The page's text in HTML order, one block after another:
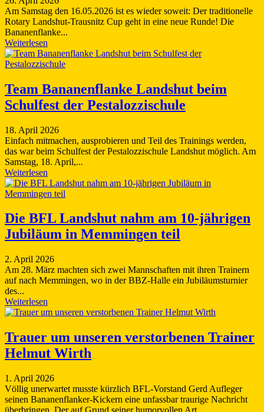
Am Samstag den 16.05.2026 ist es wieder soweit: Der traditionelle
Rotary Landshut-Trausnitz Cup geht in eine neue Runde! Die
Bananenflanke...
Weiterlesen
Team Bananenflanke Landshut beim
Schulfest der Pestalozzischule
18. April 2026
Einfach mitmachen, ausprobieren und Teil des Trainings werden,
das war beim Schulfest der Pestalozzischule Landshut möglich. Am
Samstag, 18. April,...
Weiterlesen
Die BFL Landshut nahm am 10-jährigen
Jubiläum in Memmingen teil
2. April 2026
Am 28. März machten sich zwei Mannschaften mit ihren Trainern
auf nach Memmingen, wo in der BBZ-Halle ein Jubiläumsturnier
des...
Weiterlesen
Trauer um unseren verstorbenen Trainer
Helmut Wirth
1. April 2026
Völlig unerwartet musste kürzlich BFL-Vorstand Gerd Aufleger
seinen Bananenflanker-Kickern eine unfassbar traurige Nachricht